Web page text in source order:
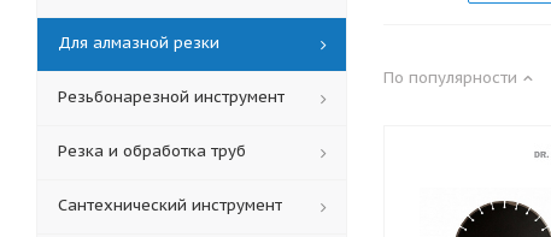
По популярности
Для алмазной резки
Резьбонарезной инструмент
Резка и обработка труб
Сантехнический инструмент